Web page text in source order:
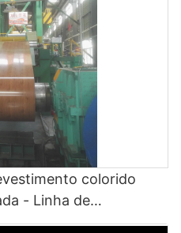
colorido
- Linha de
de polivinilideno e linha